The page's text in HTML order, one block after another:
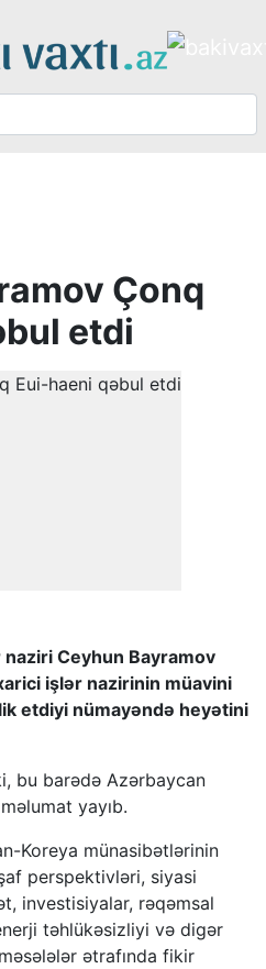
Çonq
etdi
Ceyhun Bayramov
işlər nazirinin müavini
etdiyi nümayəndə heyətini
bu barədə Azərbaycan
yayıb.
Koreya münasibətlərinin
perspektivləri, siyasi
investisiyalar, rəqəmsal
təhlükəsizliyi və digər
ətrafında fikir